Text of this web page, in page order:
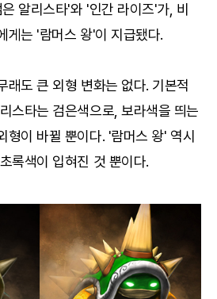
알리스타'와 '인간 라이즈'가, 비
게는 '람머스 왕'이 지급됐다.
래도 큰 외형 변화는 없다. 기본적
스타는 검은색으로, 보라색을 띄는
형이 바뀔 뿐이다. '람머스 왕' 역시
록색이 입혀진 것 뿐이다.